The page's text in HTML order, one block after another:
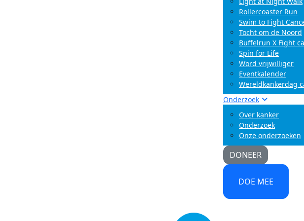
Rollercoaster Run
Swim to Fight
Tocht om de Noord
Buffelrun X Fight
Spin for Life
Word vrijwilliger
Eventkalender
Wereldkankerdag
Onderzoek
Over kanker
Onderzoek
Onze onderzoeken
DONEER
DOE MEE